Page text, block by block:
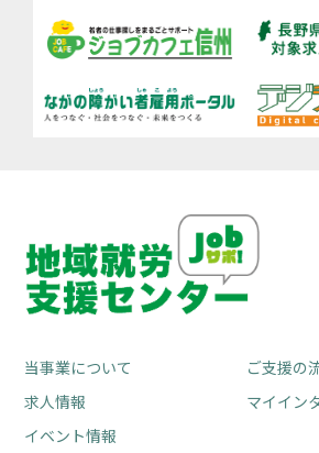
当事業について
ご支援の
求人情報
マイイン
イベント情報